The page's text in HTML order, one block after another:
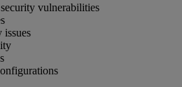
vulnerabilities
issues